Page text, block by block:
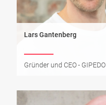
Lars Gantenberg
Gründer und CEO - GIPEDO